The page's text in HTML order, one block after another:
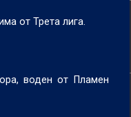
от Трета лига.
воден от Пламен